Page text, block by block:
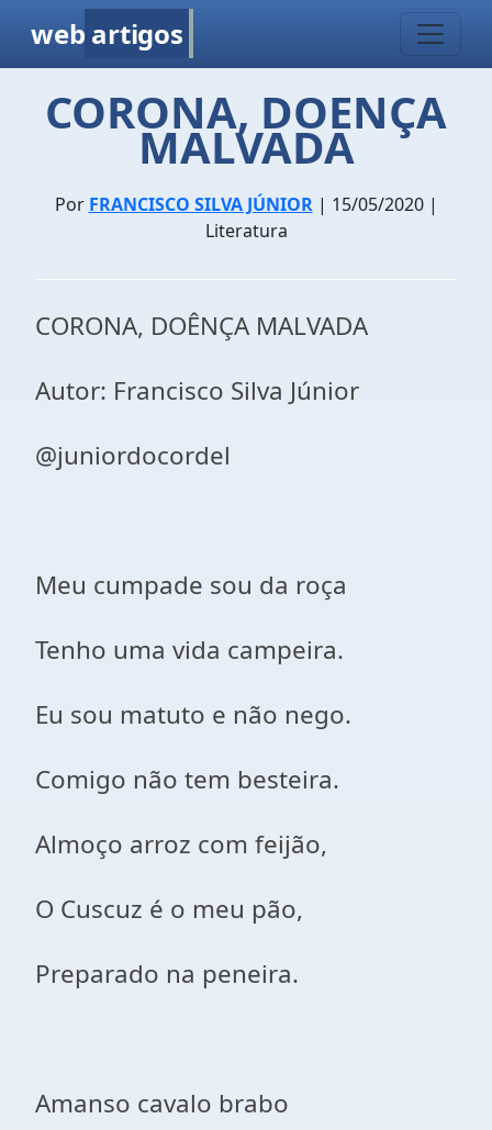
web artigos
CORONA, DOENÇA
MALVADA
Por FRANCISCO SILVA JÚNIOR| 15/05/2020 |
Literatura
CORONA, DOÊNÇA MALVADA
Autor: Francisco Silva Júnior
@juniordocordel
Meu cumpade sou da roça
Tenho uma vida campeira.
Eu sou matuto e não nego.
Comigo não tem besteira.
Almoço arroz com feijão,
O Cuscuz é o meu pão,
Preparado na peneira.
Amanso cavalo brabo